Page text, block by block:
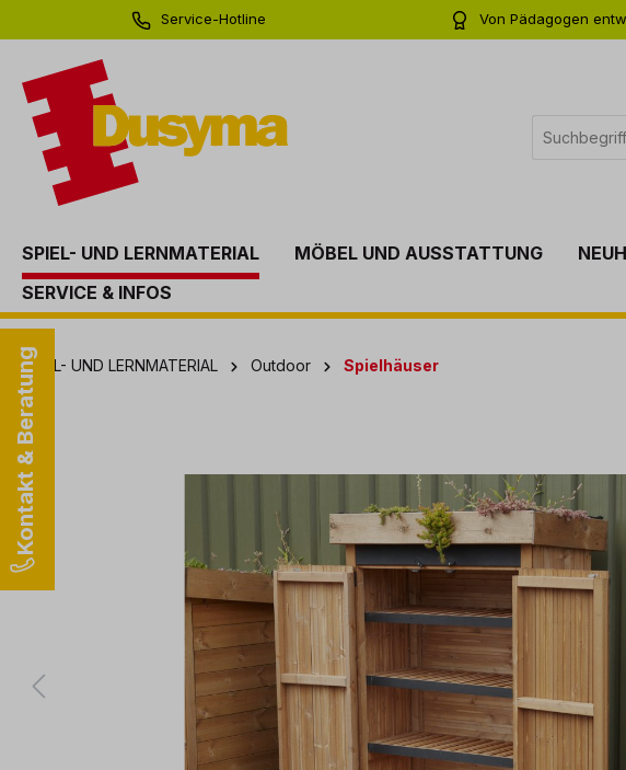
Zur Hauptnavigation springen
Service-Hotline
Von Pädagogen
SPIEL- UND LERNMATERIAL MÖBEL UND AUSSTATTUNG
SERVICE & INFOS
Kontakt & Beratung
SPIEL- UND LERNMATERIAL Outdoor Spielhäuser
Bildergalerie überspringen